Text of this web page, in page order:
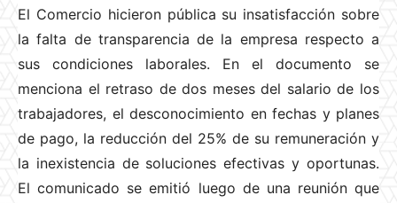
El Comercio hicieron pública su insatisfacción sobre
la falta de transparencia de la empresa respecto a
sus condiciones laborales. En el documento se
menciona el retraso de dos meses del salario de los
trabajadores, el desconocimiento en fechas y planes
de pago, la reducción del 25% de su remuneración y
la inexistencia de soluciones efectivas y oportunas.
El comunicado se emitió luego de una reunión que